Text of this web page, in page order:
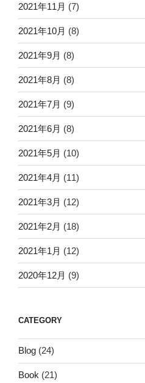
2021年11月 (7)
2021年10月 (8)
2021年9月 (8)
2021年8月 (8)
2021年7月 (9)
2021年6月 (8)
2021年5月 (10)
2021年4月 (11)
2021年3月 (12)
2021年2月 (18)
2021年1月 (12)
2020年12月 (9)
CATEGORY
Blog (24)
Book (21)